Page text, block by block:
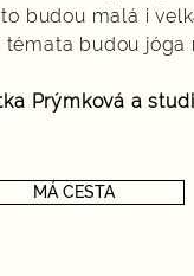
budou malá i
budou jóga
Prýmková a
MÁ CESTA